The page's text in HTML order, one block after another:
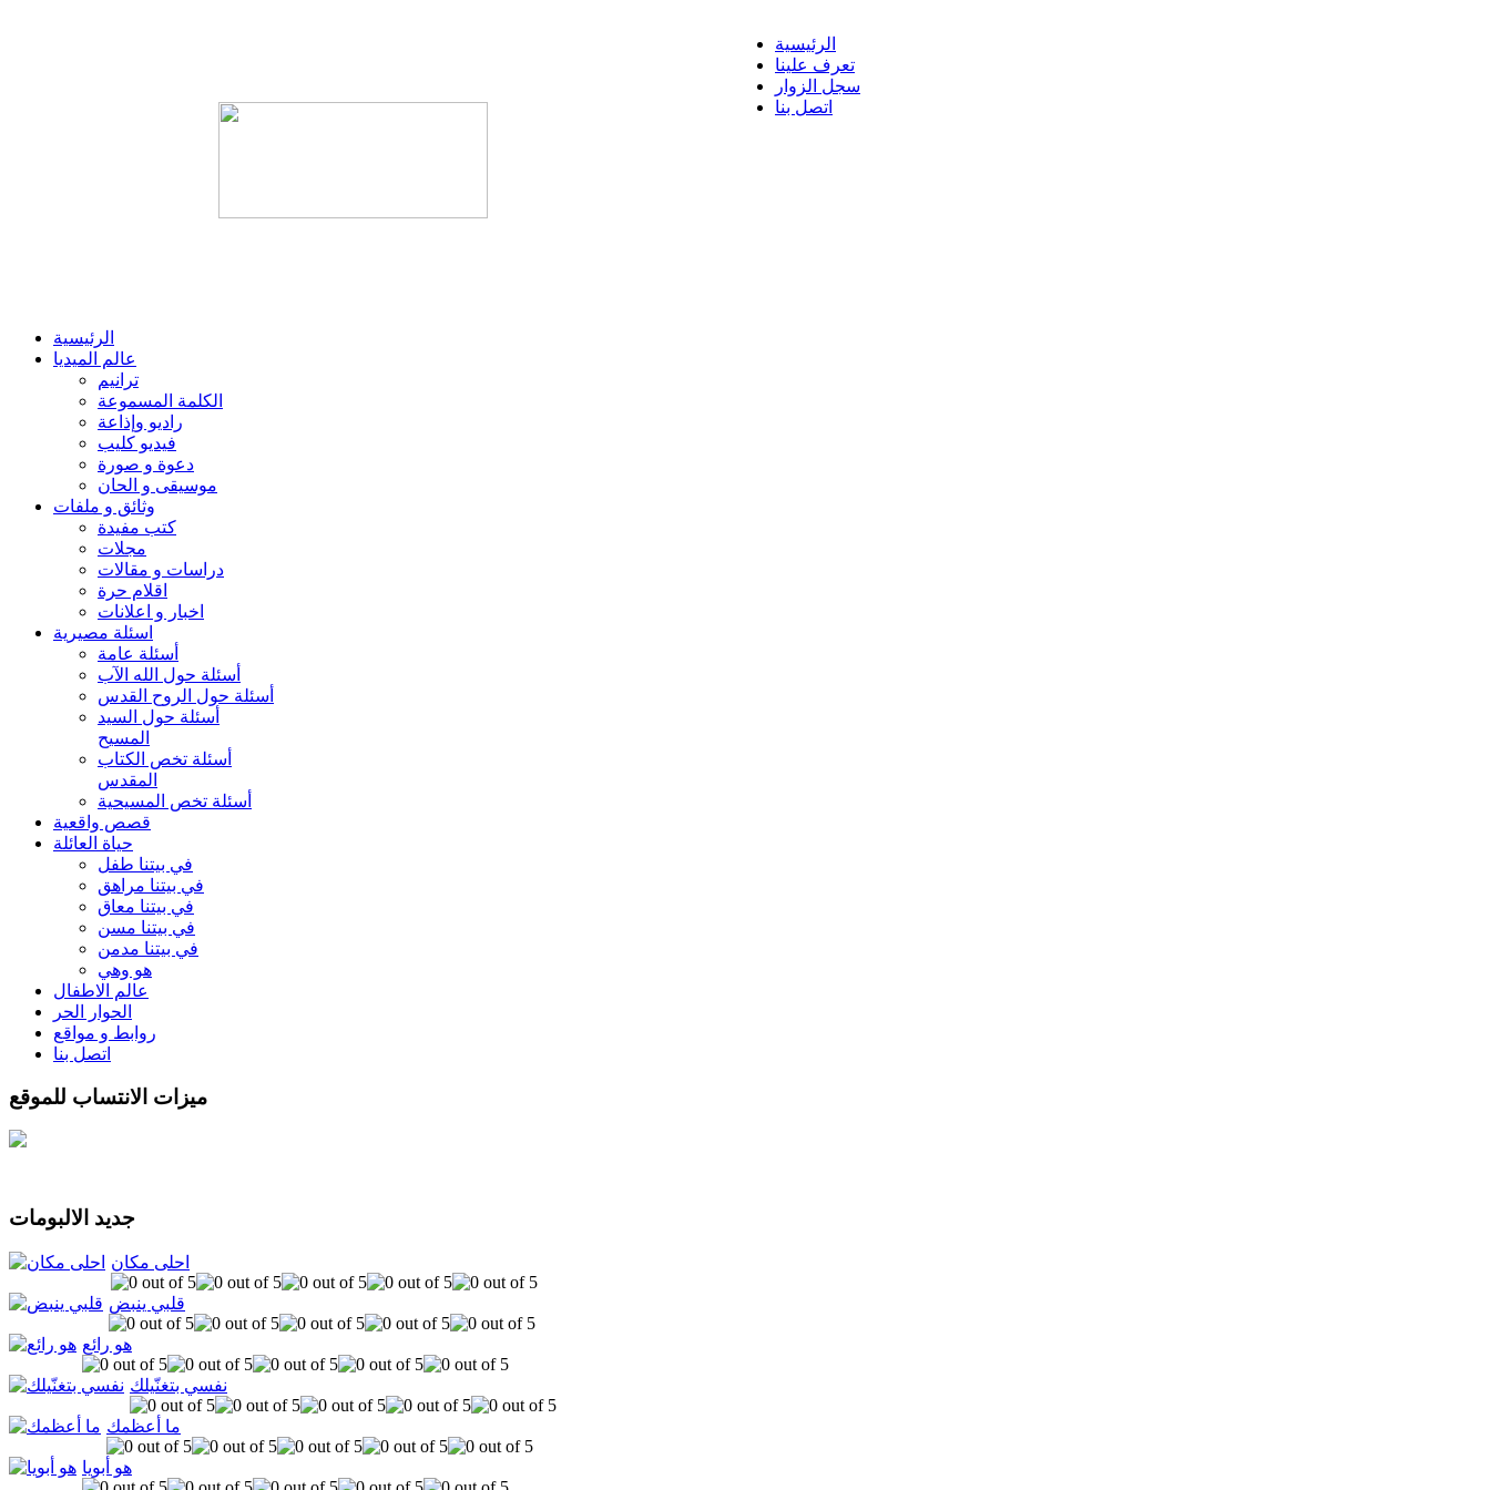
الرئيسية
تعرف علينا
سجل الزوار
اتصل بنا
الرئيسية
عالم الميديا
ترانيم
الكلمة المسموعة
راديو وإذاعة
فيديو كليب
دعوة و صورة
موسيقى و الحان
وثائق و ملفات
كتب مفيدة
مجلات
دراسات و مقالات
اقلام حرة
اخبار و اعلانات
اسئلة مصيرية
أسئلة عامة
أسئلة حول الله الآب
أسئلة حول الروح القدس
أسئلة حول السيد
المسيح
أسئلة تخص الكتاب
المقدس
أسئلة تخص المسيحية
قصص واقعية
حياة العائلة
في بيتنا طفل
في بيتنا مراهق
في بيتنا معاق
في بيتنا مسن
في بيتنا مدمن
هو وهي
عالم الاطفال
الحوار الحر
روابط و مواقع
اتصل بنا
ميزات الانتساب للموقع
جديد الالبومات
احلى مكان
قلبي ينبض
هو رائع
نفسي بتغنّيلك
ما أعظمك
هو أبويا